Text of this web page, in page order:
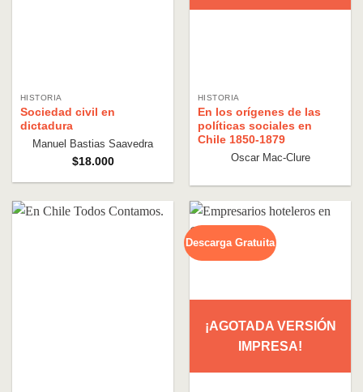
HISTORIA
Sociedad civil en
dictadura
Manuel Bastias Saavedra
$18.000
HISTORIA
En los orígenes de las
políticas sociales en
Chile 1850-1879
Oscar Mac-Clure
Descarga Gratuita
¡AGOTADA VERSIÓN
IMPRESA!